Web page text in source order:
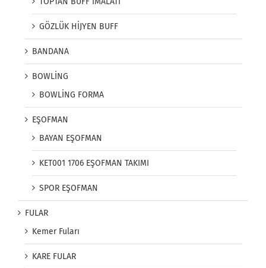
GÖZLÜK HİJYEN BUFF
BANDANA
BOWLİNG
BOWLİNG FORMA
EŞOFMAN
BAYAN EŞOFMAN
KET001 1706 EŞOFMAN TAKIMI
SPOR EŞOFMAN
FULAR
Kemer Fuları
KARE FULAR